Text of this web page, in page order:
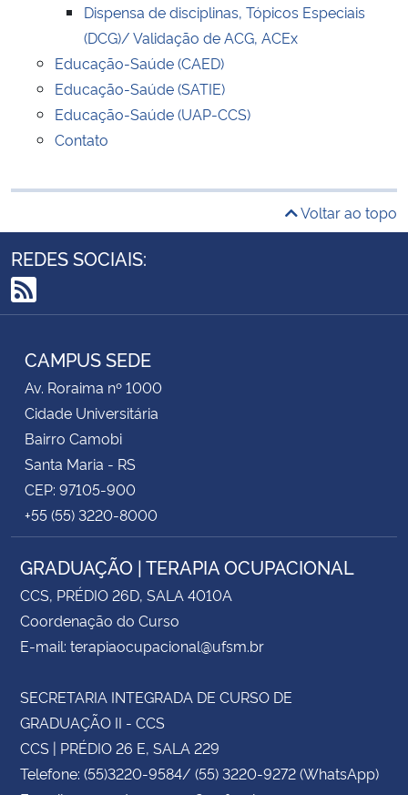
Dispensa de disciplinas, Tópicos Especiais
(DCG)/ Validação de ACG, ACEx
Educação-Saúde (CAED)
Educação-Saúde (SATIE)
Educação-Saúde (UAP-CCS)
Contato
Voltar ao topo
REDES SOCIAIS:
RSS
CAMPUS SEDE
Av. Roraima nº 1000
Cidade Universitária
Bairro Camobi
Santa Maria - RS
CEP: 97105-900
+55 (55) 3220-8000
GRADUAÇÃO | TERAPIA OCUPACIONAL
CCS, PRÉDIO 26D, SALA 4010A
Coordenação do Curso
E-mail: terapiaocupacional@ufsm.br
SECRETARIA INTEGRADA DE CURSO DE
GRADUAÇÃO II - CCS
CCS | PRÉDIO 26 E, SALA 229
Telefone: (55)3220-9584/ (55) 3220-9272 (WhatsApp)